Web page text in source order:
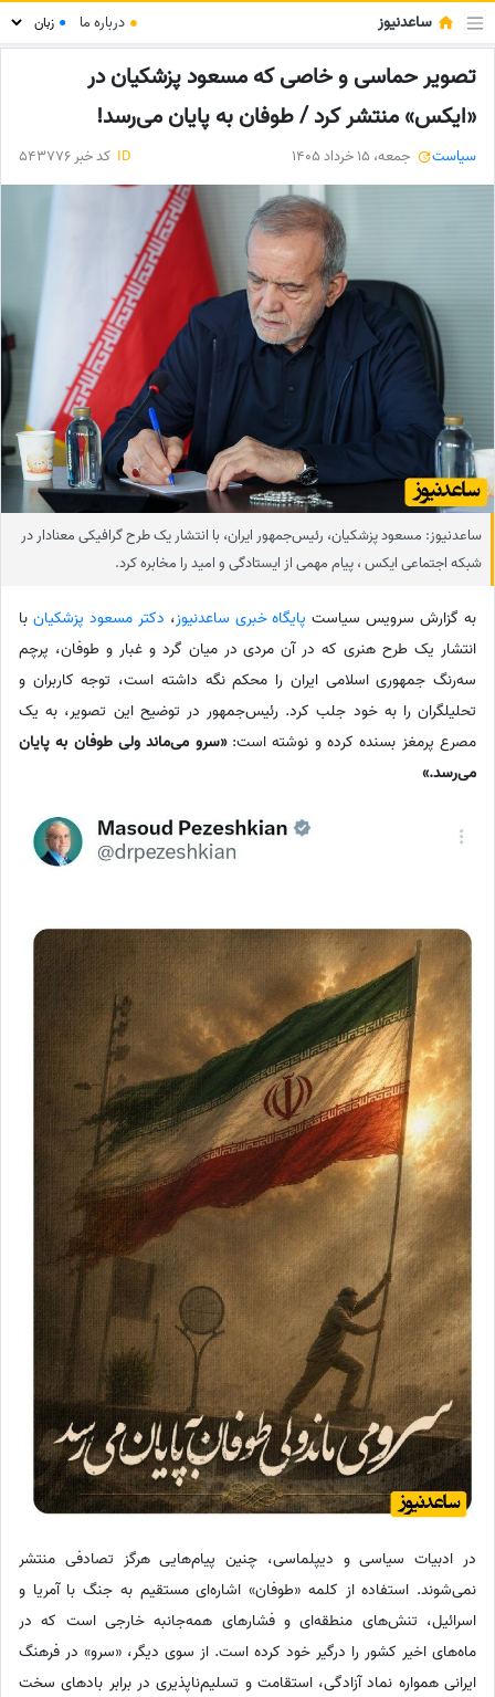
ساعدنیوز ● درباره ما ●
تصویر حماسی و خاصی که مسعود پزشکیان در
«ایکس» منتشر کرد / طوفان به پایان می‌رسد!
سیاست جمعه، 15 خرداد 1405 ID کد خبر 543776
ساعدنیوز: مسعود پزشکیان، رئیس‌جمهور ایران، با انتشار یک طرح گرافیکی معنادار در
شبکه اجتماعی ایکس ، پیام مهمی از ایستادگی و امید را مخابره کرد.
به گزارش سرویس سیاست پایگاه خبری ساعدنیوز،‌ دکتر مسعود پزشکیان با
انتشار یک طرح هنری که در آن مردی در میان گرد و غبار و طوفان، پرچم
سه‌رنگ جمهوری اسلامی ایران را محکم نگه داشته است، توجه کاربران و
تحلیلگران را به خود جلب کرد. رئیس‌جمهور در توضیح این تصویر، به یک
مصرع پرمغز بسنده کرده و نوشته است:«سرو می‌ماند ولی طوفان به پایان
می‌رسد.»
در ادبیات سیاسی و دیپلماسی، چنین پیام‌هایی هرگز تصادفی منتشر
نمی‌شوند. استفاده از کلمه «طوفان» اشاره‌ای مستقیم به جنگ با آمریا و
اسرائیل، تنش‌های منطقه‌ای و فشارهای همه‌جانبه خارجی است که در
ماه‌های اخیر کشور را درگیر خود کرده است. از سوی دیگر، «سرو» در فرهنگ
ایرانی همواره نماد آزادگی، استقامت و تسلیم‌ناپذیری در برابر بادهای سخت